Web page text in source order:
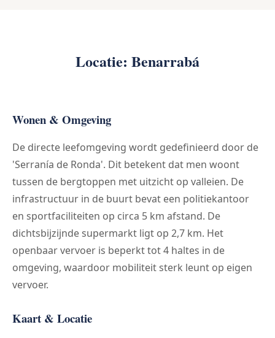
Locatie: Benarrabá
Wonen & Omgeving
De directe leefomgeving wordt gedefinieerd door de
'Serranía de Ronda'. Dit betekent dat men woont
tussen de bergtoppen met uitzicht op valleien. De
infrastructuur in de buurt bevat een politiekantoor
en sportfaciliteiten op circa 5 km afstand. De
dichtsbijzijnde supermarkt ligt op 2,7 km. Het
openbaar vervoer is beperkt tot 4 haltes in de
omgeving, waardoor mobiliteit sterk leunt op eigen
vervoer.
Kaart & Locatie